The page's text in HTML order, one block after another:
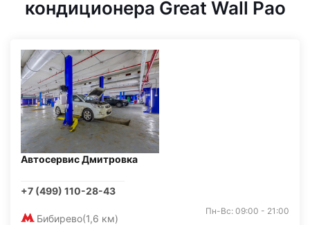
кондиционера Great Wall Pao
Автосервис Дмитровка
+7 (499) 110-28-43
Бибирево(1,6 км)
Пн-Вс: 09:00 - 21:00